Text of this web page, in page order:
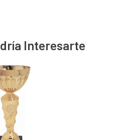
Interesarte